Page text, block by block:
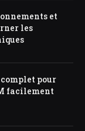
et
les
complet pour
facilement